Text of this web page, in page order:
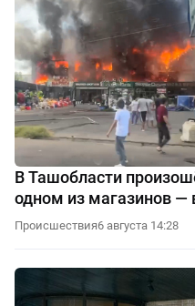
В Ташобласти
одном из магазинов —
Происшествия6 августа 14:28